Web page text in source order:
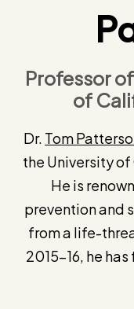
Professor
of
Dr. Tom
the University of
He is
prevention and
from a life-
2015-16, he